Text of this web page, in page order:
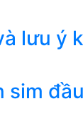
lưu ý